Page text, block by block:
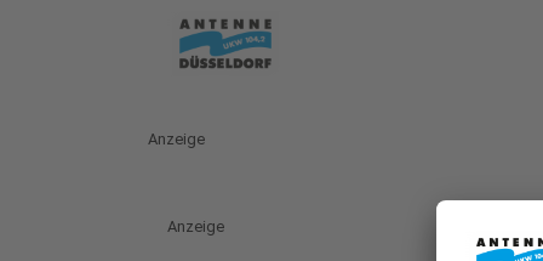
Anzeige
Anzeige